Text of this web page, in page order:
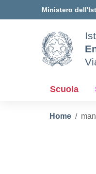
Ministero
Scuola
Home